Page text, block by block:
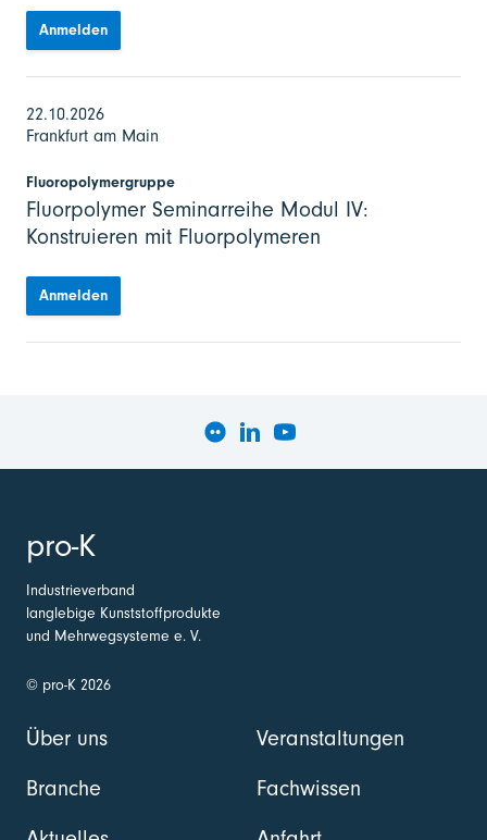
Anmelden
22.10.2026
Frankfurt am Main
Fluoropolymergruppe
Fluorpolymer Seminarreihe Modul IV:
Konstruieren mit Fluorpolymeren
Anmelden
pro-K
Industrieverband
langlebige Kunststoffprodukte
und Mehrwegsysteme e. V.
© pro-K 2026
Über uns
Branche
Veranstaltungen
Fachwissen